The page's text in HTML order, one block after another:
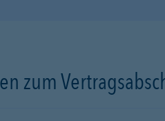
zum